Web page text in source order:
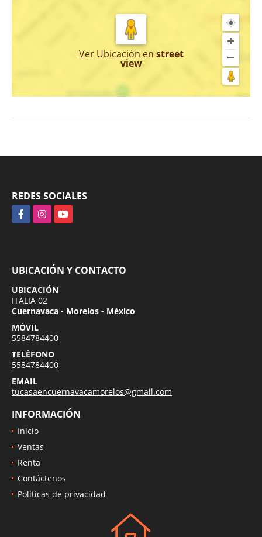
Ver Ubicación en street
view
REDES SOCIALES
FacebookInstagramYouTube
UBICACIÓN Y CONTACTO
UBICACIÓN
ITALIA 02
Cuernavaca - Morelos - México
MÓVIL
5584784400
TELÉFONO
5584784400
EMAIL
tucasaencuernavacamorelos@gmail.com
INFORMACIÓN
Inicio
Ventas
Renta
Contáctenos
Políticas de privacidad